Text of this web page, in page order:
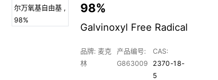
98%
Galvinoxyl Free Radical
品牌: 麦克
林
产品编号:
G863009
CAS:
2370-18-
5